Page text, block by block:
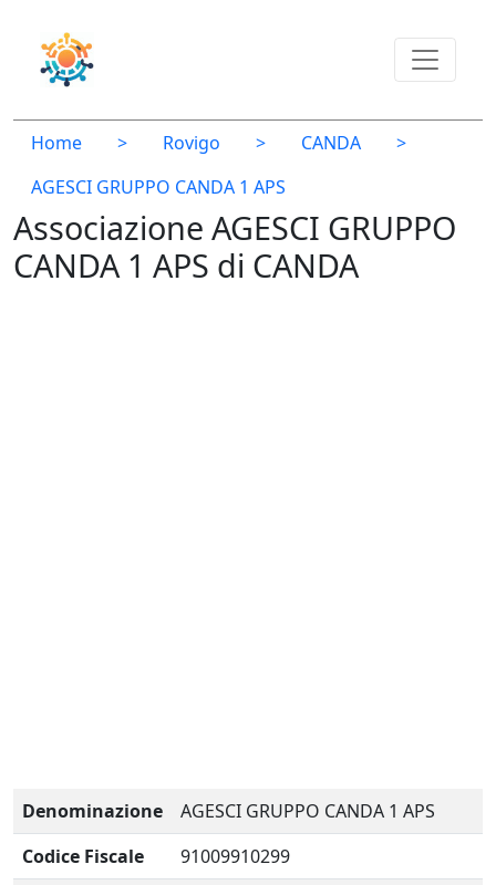
Home > Rovigo > CANDA
>
AGESCI GRUPPO CANDA 1 APS
Associazione AGESCI GRUPPO
CANDA 1 APS di CANDA
Denominazione
AGESCI GRUPPO CANDA 1 APS
Codice Fiscale
91009910299